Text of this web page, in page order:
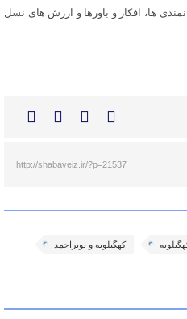
ها، افکار و باورها و ارزش های نسل
http://shabaveiz.ir/?p=21537
کهگیلویه و بویراحمد